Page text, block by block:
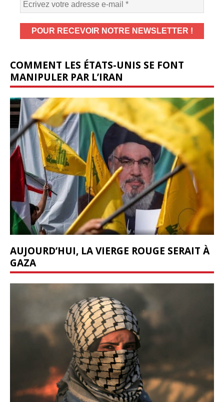
COMMENT LES ÉTATS-UNIS SE FONT
MANIPULER PAR L’IRAN
AUJOURD’HUI, LA VIERGE ROUGE SERAIT À
GAZA